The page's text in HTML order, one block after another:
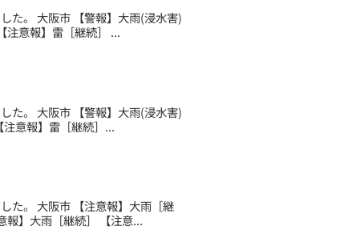
た。 大阪市 【警報】大雨(浸水害)
注意報】雷［継続］ ...
た。 大阪市 【警報】大雨(浸水害)
意報】雷［継続］...
た。 大阪市 【注意報】大雨［継
報】大雨［継続］ 【注意...